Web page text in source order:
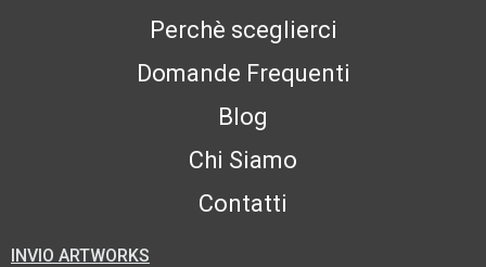
Perchè sceglierci
Domande Frequenti
Blog
Chi Siamo
Contatti
INVIO ARTWORKS